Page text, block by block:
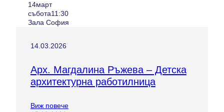
14март
събота11:30
Зала София
14.03.2026
Арх. Магдалина Ръжева – Детска
архитектурна работилница
Виж повече